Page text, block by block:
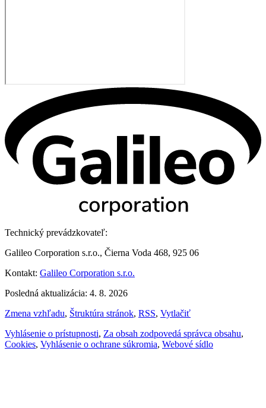
Technický prevádzkovateľ:
Galileo Corporation s.r.o., Čierna Voda 468, 925 06
Kontakt: Galileo Corporation s.r.o.
Posledná aktualizácia: 4. 8. 2026
Zmena vzhľadu, Štruktúra stránok, RSS, Vytlačiť
Vyhlásenie o prístupnosti, Za obsah zodpovedá správca obsahu,
Cookies, Vyhlásenie o ochrane súkromia, Webové sídlo